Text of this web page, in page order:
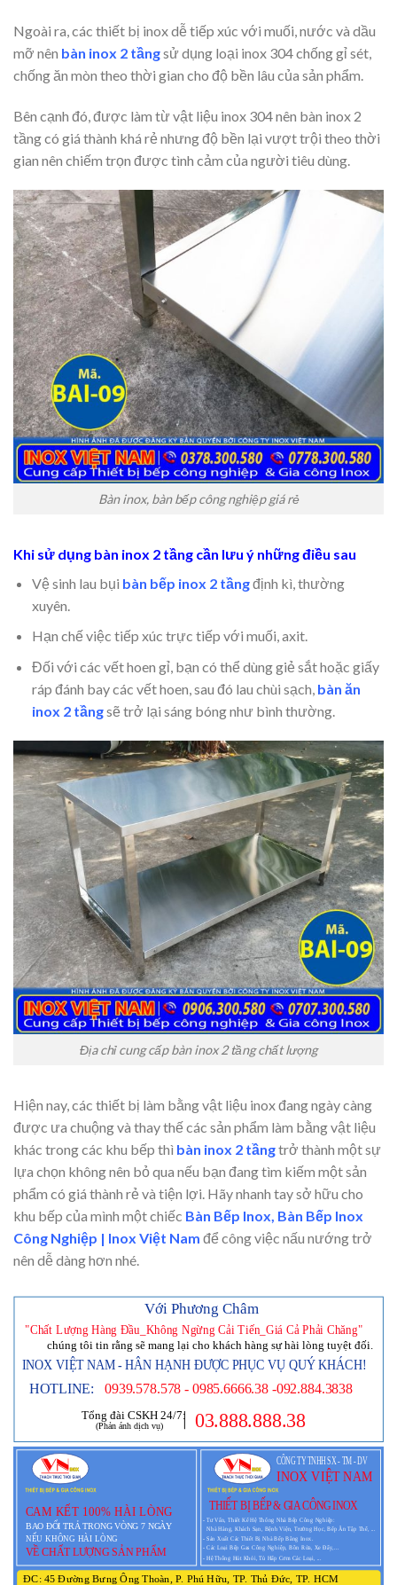
Ngoài ra, các thiết bị inox dễ tiếp xúc với muối, nước và dầu
mỡ nên bàn inox 2 tầngsử dụng loại inox 304 chống gỉ sét,
chống ăn mòn theo thời gian cho độ bền lâu của sản phẩm.
Bên cạnh đó, được làm từ vật liệu inox 304 nên bàn inox 2
tầng có giá thành khá rẻ nhưng độ bền lại vượt trội theo thời
gian nên chiếm trọn được tình cảm của người tiêu dùng.
Bàn inox, bàn bếp công nghiệp giá rẻ
Khi sử dụng bàn inox 2 tầng cần lưu ý những điều sau
Vệ sinh lau bụi bàn bếp inox 2 tầngđịnh kì, thường
xuyên.
Hạn chế việc tiếp xúc trực tiếp với muối, axit.
Đối với các vết hoen gỉ, bạn có thể dùng giẻ sắt hoặc giấy
ráp đánh bay các vết hoen, sau đó lau chùi sạch,bàn ăn
inox 2 tầngsẽ trở lại sáng bóng như bình thường.
Địa chỉ cung cấp bàn inox 2 tầng chất lượng
Hiện nay, các thiết bị làm bằng vật liệu inox đang ngày càng
được ưa chuộng và thay thế các sản phẩm làm bằng vật liệu
khác trong các khu bếp thì bàn inox 2 tầngtrở thành một sự
lựa chọn không nên bỏ qua nếu bạn đang tìm kiếm một sản
phẩm có giá thành rẻ và tiện lợi. Hãy nhanh tay sở hữu cho
khu bếp của mình một chiếc Bàn Bếp Inox, Bàn Bếp Inox
Công Nghiệp | Inox Việt Nam để công việc nấu nướng trở
nên dễ dàng hơn nhé.